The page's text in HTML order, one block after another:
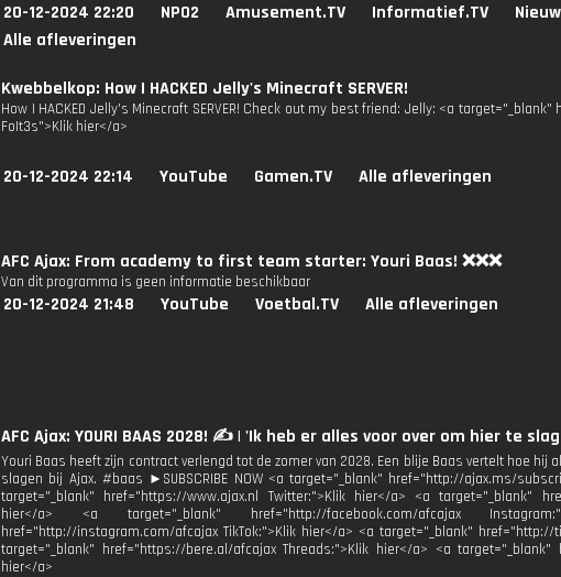
20-12-2024 22:20 NPO2 Amusement.TV Informatief.TV
Alle afleveringen
Kwebbelkop: How I HACKED Jelly's Minecraft SERVER!
How I HACKED Jelly's Minecraft SERVER! Check out my best friend: Jelly: <a
FoIt3s">Klik hier</a>
20-12-2024 22:14 YouTube Gamen.TV Alle afleveringen
AFC Ajax: From academy to first team starter: Youri Baas! ❌❌❌
Van dit programma is geen informatie beschikbaar
20-12-2024 21:48 YouTube Voetbal.TV Alle afleveringen
AFC Ajax: YOURI BAAS 2028! ✍️ | 'Ik heb er alles voor over om hier te
Youri Baas heeft zijn contract verlengd tot de zomer van 2028. Een blije Baas vertelt hoe
slagen bij Ajax. #baas ►SUBSCRIBE NOW <a target="_blank" href="http://ajax.ms/
target="_blank" href="https://www.ajax.nl Twitter:">Klik hier</a> <a target="_blank"
hier</a> <a target="_blank" href="http://facebook.com/afcajax
href="http://instagram.com/afcajax TikTok:">Klik hier</a> <a target="_blank" href="http://
target="_blank" href="https://bere.al/afcajax Threads:">Klik hier</a> <a target="_blank"
hier</a>